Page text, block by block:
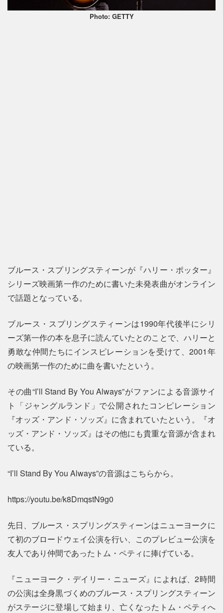
Photo: GETTY
ブルース・スプリングスティーンが『ハリー・ポッター』
シリーズ映画第一作のために書いた未発表曲がオンライン
で話題となっている。
ブルース・スプリングスティーンは1990年代後半にシリ
ーズ第一作の本を息子に読んていたとのことで、ハリーと
勇敢な仲間たちにインスピレーションを受けて、2001年
の映画第一作のために曲を書いたという。
その曲“I’ll Stand By You Always”がファンによる音源サイ
ト「ジャングルランド」で公開されたコンピレーション
『オッズ・アンド・ソッズ』に含まれていたという。『オ
ッズ・アンド・ソッズ』はその他にも貴重な音源が含まれ
ている。
“I’ll Stand By You Always”の音源はこちらから。
https://youtu.be/k8DmqstN9g0
先日、ブルース・スプリングスティーンはニューヨークに
て初のブロードウェイ公演を行い、このプレビュー公演を
友人であり仲間であったトム・ペティに捧げている。
『ニューヨーク・デイリー・ニューズ』によれば、2時間
の公演は全身黒づくめのブルース・スプリングスティーン
がステージに登場して始まり、亡くなったトム・ペティへ